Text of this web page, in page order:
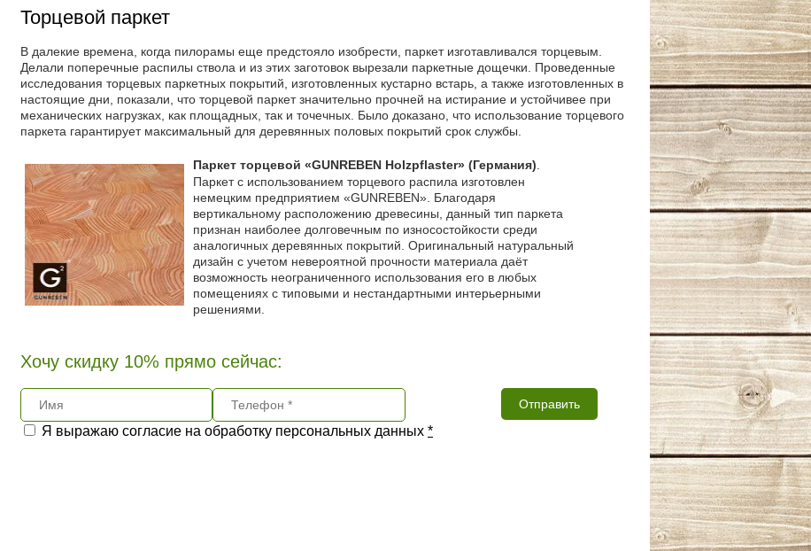
Торцевой паркет
В далекие времена, когда пилорамы еще предстояло изобрести, паркет изготавливался торцевым.
Делали поперечные распилы ствола и из этих заготовок вырезали паркетные дощечки. Проведенные
исследования торцевых паркетных покрытий, изготовленных кустарно встарь, а также изготовленных в
настоящие дни, показали, что торцевой паркет значительно прочней на истирание и устойчивее при
механических нагрузках, как площадных, так и точечных. Было доказано, что использование торцевого
паркета гарантирует максимальный для деревянных половых покрытий срок службы.
Паркет торцевой «GUNREBEN Holzpflaster» (Германия)
Паркет с использованием торцевого распила изготовлен
немецким предприятием «GUNREBEN». Благодаря
вертикальному расположению древесины, данный тип паркета
признан наиболее долговечным по износостойкости среди
аналогичных деревянных покрытий. Оригинальный натуральный
дизайн с учетом невероятной прочности материала даёт
возможность неограниченного использования его в любых
помещениях с типовыми и нестандартными интерьерными
решениями.
Хочу скидку 10% прямо сейчас:
Я выражаю согласие на обработку персональных данных *
Отправить